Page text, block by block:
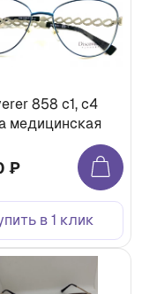
858 с1, с4
медицинская
₽
в 1 клик